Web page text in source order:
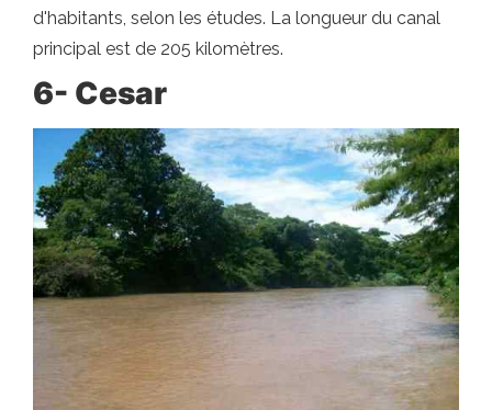
d'habitants, selon les études. La longueur du canal
principal est de 205 kilomètres.
6- Cesar